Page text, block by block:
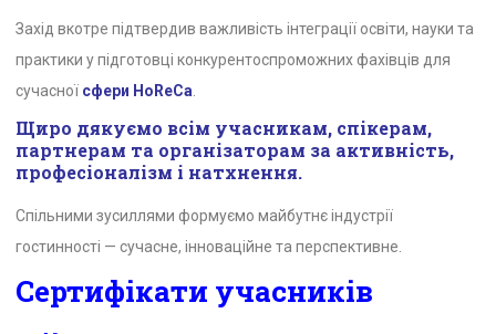
Захід вкотре підтвердив важливість інтеграції освіти, науки та
практики у підготовці конкурентоспроможних фахівців для
сучасної сфери HoReCa
Щиро дякуємо всім учасникам, спікерам,
партнерам та організаторам за активність,
професіоналізм і натхнення.
Спільними зусиллями формуємо майбутнє індустрії
гостинності — сучасне, інноваційне та перспективне.
Сертифікати учасників